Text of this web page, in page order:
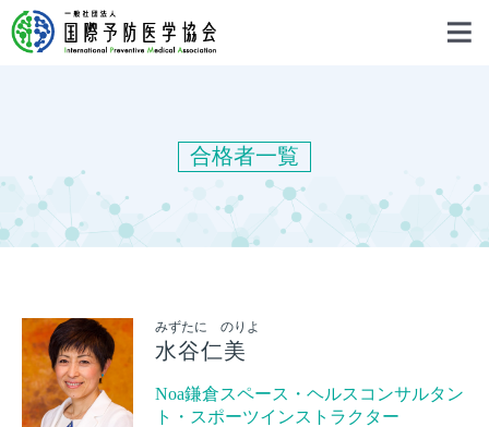
合格者一覧
みずたに のりよ
水谷仁美
Noa鎌倉スペース・ヘルスコンサルタン
ト・スポーツインストラクター